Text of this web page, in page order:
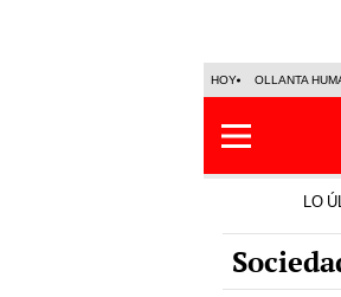
HOY OLLANTA
LO